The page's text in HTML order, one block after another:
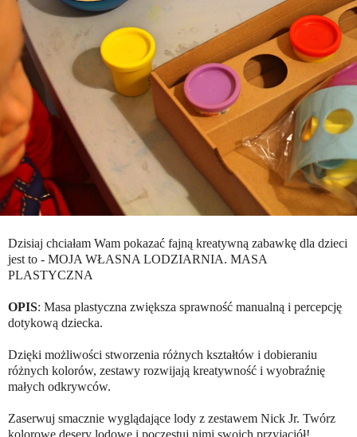
Dzisiaj chciałam Wam pokazać fajną kreatywną zabawkę dla dzieci
jest to - MOJA WŁASNA LODZIARNIA. MASA
PLASTYCZNA
OPIS: Masa plastyczna zwiększa sprawność manualną i percepcję
dotykową dziecka.
Dzięki możliwości stworzenia różnych kształtów i dobieraniu
różnych kolorów, zestawy rozwijają kreatywność i wyobraźnię
małych odkrywców.
Zaserwuj smacznie wyglądające lody z zestawem Nick Jr. Twórz